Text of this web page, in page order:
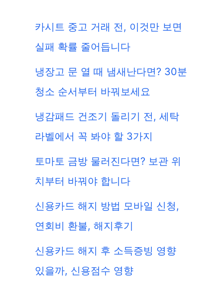
카시트 중고 거래 전, 이것만 보면
실패 확률 줄어듭니다
냉장고 문 열 때 냄새난다면? 30분
청소 순서부터 바꿔보세요
냉감패드 건조기 돌리기 전, 세탁
라벨에서 꼭 봐야 할 3가지
토마토 금방 물러진다면? 보관 위
치부터 바꿔야 합니다
신용카드 해지 방법 모바일 신청,
연회비 환불, 해지후기
신용카드 해지 후 소득증빙 영향
있을까, 신용점수 영향